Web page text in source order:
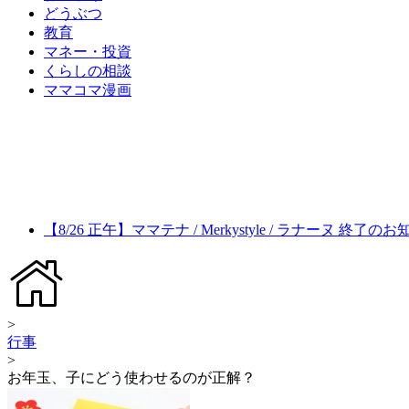
どうぶつ
教育
マネー・投資
くらしの相談
ママコマ漫画
【8/26 正午】ママテナ / Merkystyle / ラナーヌ 終了のお
>
行事
>
お年玉、子にどう使わせるのが正解？